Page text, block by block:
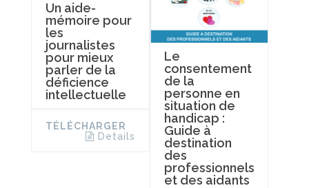
Un aide-
mémoire pour
les
journalistes
pour mieux
parler de la
déficience
intellectuelle
TÉLÉCHARGER
Details
Le
consentement
de la
personne en
situation de
handicap :
Guide à
destination
des
professionnels
et des aidants